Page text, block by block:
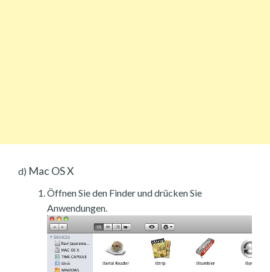
d) Mac OS X
Öffnen Sie den Finder und drücken Sie
Anwendungen.